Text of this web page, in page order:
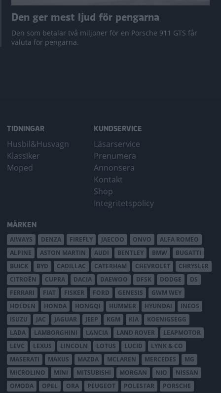
Den ger mest ljud för pengarna
Den som betalar två miljoner för en Porsche 911 GTS får
valuta för pengarna.
TIDNINGAR
Husbil&Husvagn
Klassiker
Moped
KUNDSERVICE
Läsarservice
Prenumera
Annonsera
Kontakt
Shop
Integritetspolicy
MÄRKEN
AIWAYS DENZA FIREFLY JAECOO ONVO
ALFA ROMEO
ALPINE
ASTON MARTIN AUDI BENTLEY BMW
BUGATTI
BUICK
BYD CADILLAC CATERHAM CHEVROLET
CHRYSLER
CITROËN
CUPRA DACIA DAEWOO DFSK DODGE
DS
FERRARI
FIAT FISKER FORD GENESIS
GWM WEY
HOLDEN
HONDA HONGQI HUMMER HYUNDAI
INEOS
ISUZU
JAC JAGUAR JEEP KGM KIA
KOENIGSEGG
LADA
LAMBORGHINI LANCIA LAND ROVER
LEAPMOTOR
LEVC
LEXUS LINCOLN LOTUS LUCID
LYNK & CO
MASERATI
MAXUS MAZDA MCLAREN MERCEDES
MG
MICROLINO
MINI MITSUBISHI MORGAN NIO
NISSAN
OMODA
OPEL ORA PEUGEOT POLESTAR PORSCHE